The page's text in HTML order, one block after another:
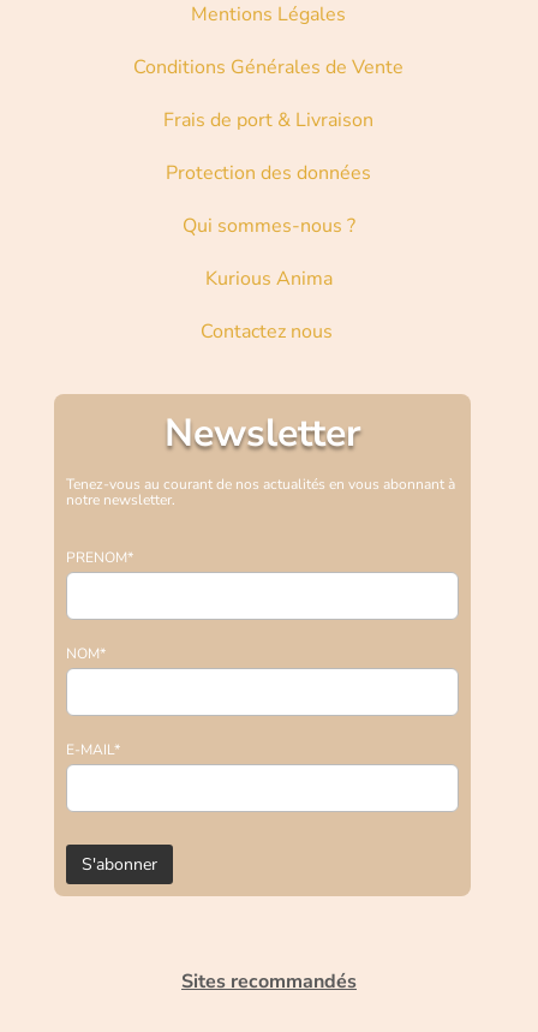
Mentions Légales
Conditions Générales de Vente
Frais de port & Livraison
Protection des données
Qui sommes-nous ?
Kurious Anima
Contactez nous
Newsletter
Tenez-vous au courant de nos actualités en vous abonnant à
notre newsletter.
PRENOM*
NOM*
E-MAIL*
Sites recommandés